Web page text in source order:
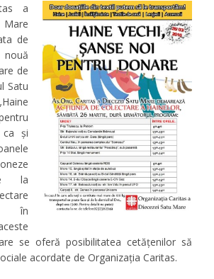
a
de
de
Satu
și
la
în
se oferă posibilitatea cetăţenilor să
acordate de Organizaţia Caritas.